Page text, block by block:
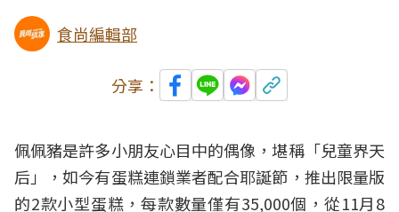
食尚編輯部
分享：
佩佩豬是許多小朋友心目中的偶像，堪稱「兒童界天
后」，如今有蛋糕連鎖業者配合耶誕節，推出限量版
的2款小型蛋糕，每款數量僅有35,000個，從11月8